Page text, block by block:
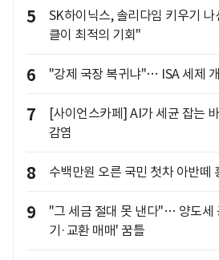
5
SK하이닉스, 솔리다임 키우기
클이 최적의 기회"
6 "강제 국장 복귀냐"… ISA 세제
7
[사이언스카페] AI가 세균 잡는
감염
8 수백만원 오른 국민 첫차 아반떼
9
"그 세금 절대 못 낸다"… 양도세
기·교환 매매' 꿈틀